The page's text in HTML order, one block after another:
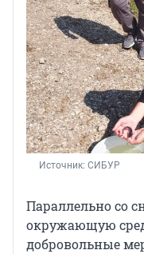
Источник: СИБУР
Параллельно со
окружающую
добровольные